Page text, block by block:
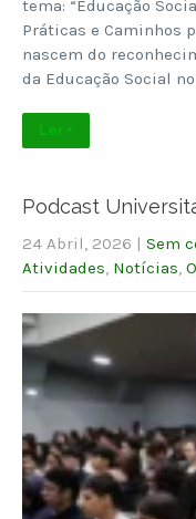
tema: “Educação
Práticas e Caminhos
nascem do
da Educação Social
Ler +
Podcast
24 Abril, 2026 | Sem
Atividades Notícias